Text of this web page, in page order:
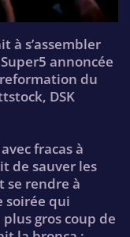
à s’assembler
annoncée
du
DSK
fracas à
de sauver les
se rendre à
soirée qui
gros coup de